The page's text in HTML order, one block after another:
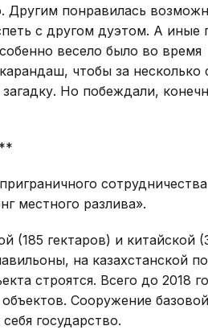
понравилась
с другом дуэтом. А иные
весело было во время
чтобы за несколько
Но побеждали,
местного разлива».
(185 гектаров) и китайской
на казахстанской
строятся. Всего до 2018
Сооружение базовой
государство.